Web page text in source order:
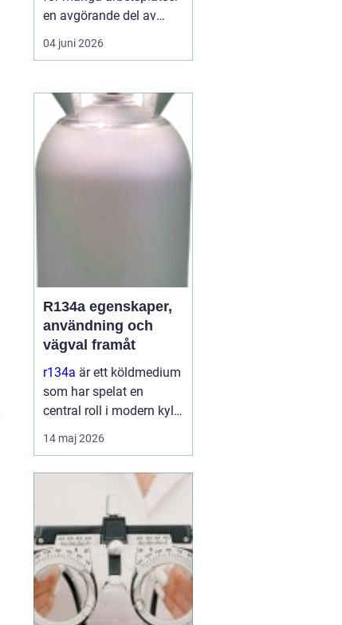
en avgörande del av
vardagen. Kaffe har
blivit en naturlig
medarbetare mötas,
hämta energi och skapa
nya idéer. En
kaffelösning handlar
04 juni 2026
R134a egenskaper,
användning och
vägval framåt
r134a är ett köldmedium
som har spelat en
central roll i modern kyl-
luftkonditioneringsteknik
används i allt från bilars
frysanläggningar och
medicinteknisk ut...
14 maj 2026